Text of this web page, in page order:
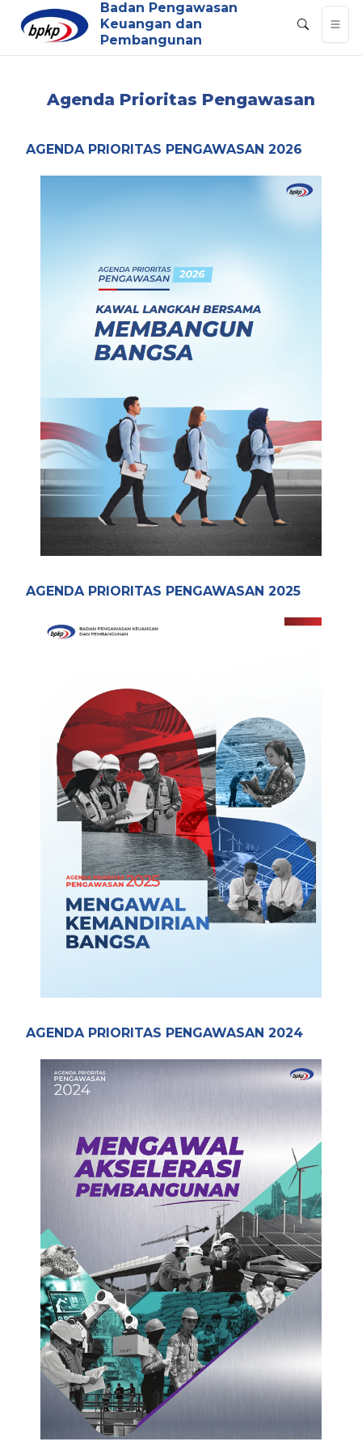
Badan Pengawasan
Keuangan dan
Pembangunan
Agenda Prioritas Pengawasan
AGENDA PRIORITAS PENGAWASAN 2026
AGENDA PRIORITAS PENGAWASAN 2025
AGENDA PRIORITAS PENGAWASAN 2024